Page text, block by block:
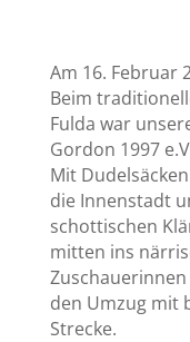
Am 16. Februar
Beim
Fulda war
Gordon 1997
Mit
die Innenstadt
schottischen
mitten ins
den Umzug mit
Strecke.